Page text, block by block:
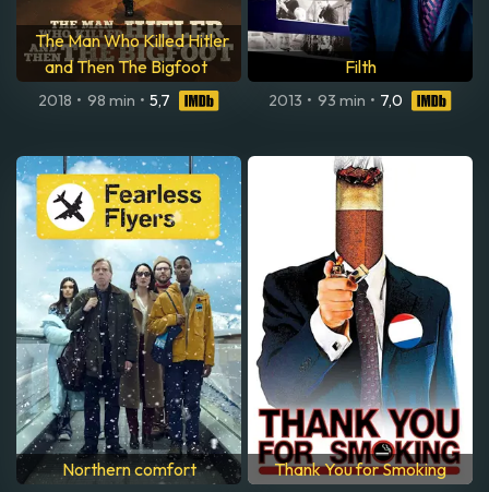
The Man Who Killed Hitler
and Then The Bigfoot
2018 • 98 min • 5,7
Filth
2013 • 93 min • 7,0
Northern comfort Thank You for Smoking